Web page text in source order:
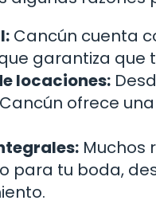
Cancún cuenta
garantiza
locaciones:
ofrece
Muchos
para tu boda,